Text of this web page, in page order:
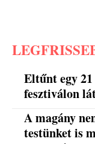
Eltűnt egy
fesztiválon
A magány
testünket is